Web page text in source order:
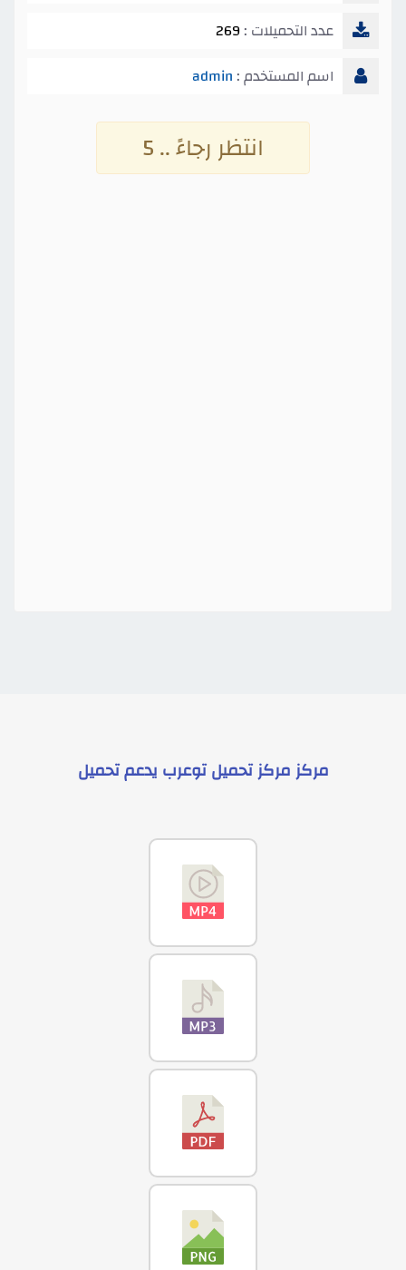
عدد التحميلات :269
اسم المستخدم : admin
انتظر رجاءً .. 4
مركزمركز تحميل توعرب يدعمتحميل